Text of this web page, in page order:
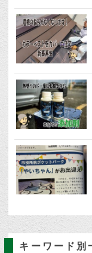
キーワード別